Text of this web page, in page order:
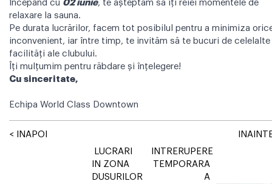
Începând cu 02 iunie, te așteptăm să îți reiei momentele de
relaxare la sauna.
Pe durata lucrărilor, facem tot posibilul pentru a minimiza
inconvenient, iar între timp, te invităm să te bucuri de celelalte
facilități ale clubului.
Îți mulțumim pentru răbdare și înțelegere!
Cu sinceritate,
Echipa World Class Downtown
< INAPOI
LUCRARI
IN ZONA
DUSURILOR
INTRERUPERE
TEMPORARA
A